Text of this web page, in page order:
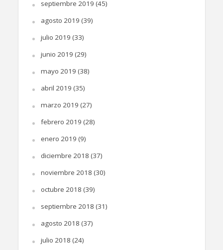
septiembre 2019 (45)
agosto 2019 (39)
julio 2019 (33)
junio 2019 (29)
mayo 2019 (38)
abril 2019 (35)
marzo 2019 (27)
febrero 2019 (28)
enero 2019 (9)
diciembre 2018 (37)
noviembre 2018 (30)
octubre 2018 (39)
septiembre 2018 (31)
agosto 2018 (37)
julio 2018 (24)